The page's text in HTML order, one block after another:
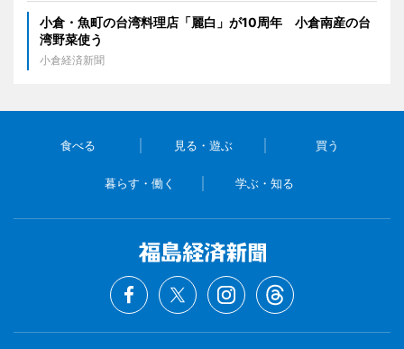
小倉・魚町の台湾料理店「麗白」が10周年 小倉南産の台
湾野菜使う
小倉経済新聞
食べる 見る・遊ぶ 買う
暮らす・働く 学ぶ・知る